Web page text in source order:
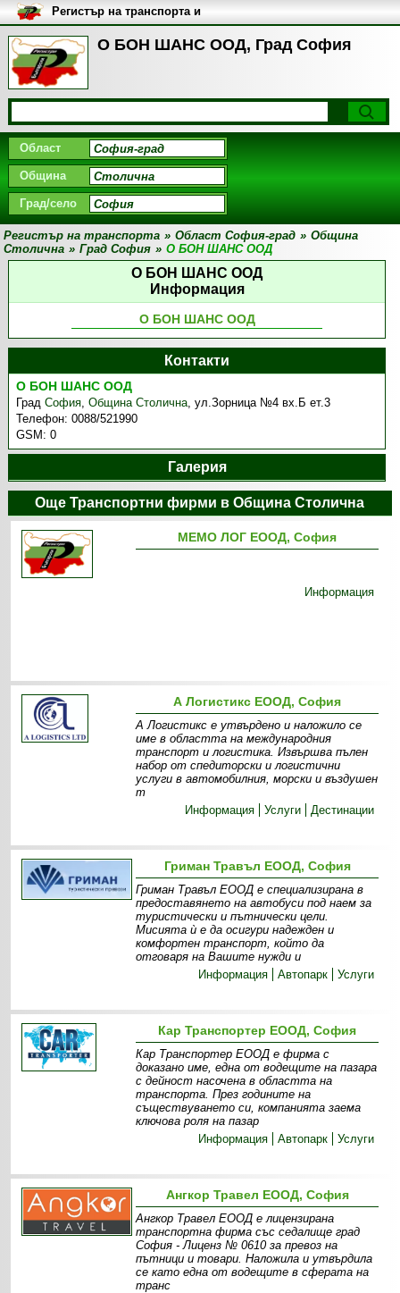
О БОН ШАНС ООД, Град София
Регистър на транспорта и
транспортните фирми в
България
Област
Община
Град/село
Регистър на транспорта » Област София-град » Община
Столична » Град София » О БОН ШАНС ООД
О БОН ШАНС ООД
Информация
О БОН ШАНС ООД
Контакти
О БОН ШАНС ООД
ГрадСофия,Община Столична,ул.Зорница №4 вх.Б ет.3
Телефон:0088/521990
GSM:0
Галерия
Още Транспортни фирми в Община Столична
МЕМО ЛОГ ЕООД, София
Информация
А Логистикс ЕООД, София
А Логистикс е утвърдено и наложило се
име в областта на международния
транспорт и логистика. Извършва пълен
набор от спедиторски и логистични
услуги в автомобилния, морски и въздушен
т
Информация
Услуги Дестинации
Гриман Травъл ЕООД, София
Гриман Травъл ЕООД е специализирана в
предоставянето на автобуси под наем за
туристически и пътнически цели.
Мисията ѝ е да осигури надежден и
комфортен транспорт, който да
отговаря на Вашите нужди и
Информация
Автопарк Услуги
Кар Транспортер ЕООД, София
Кар Транспортер ЕООД е фирма с
доказано име, една от водещите на пазара
с дейност насочена в областта на
транспорта. През годините на
съществуването си, компанията заема
ключова роля на пазар
Информация
Автопарк Услуги
Ангкор Травел ЕООД, София
Ангкор Травел ЕООД е лицензирана
транспортна фирма със седалище град
София - Лиценз № 0610 за превоз на
пътници и товари. Наложила и утвърдила
се като една от водещите в сферата на
транс